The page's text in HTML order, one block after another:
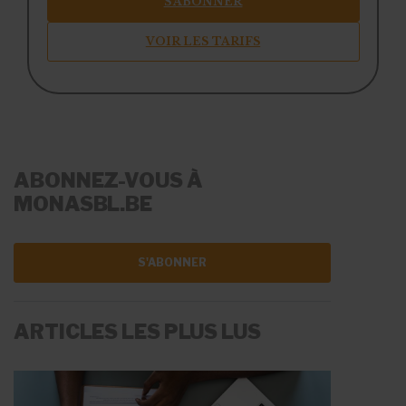
VOIR LES TARIFS
ABONNEZ-VOUS À
MONASBL.BE
S'ABONNER
ARTICLES LES PLUS LUS